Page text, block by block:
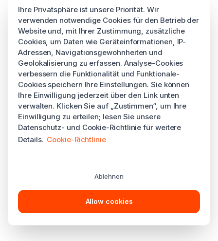
Ihre Privatsphäre ist unsere Priorität. Wir
verwenden notwendige Cookies für den Betrieb der
Website und, mit Ihrer Zustimmung, zusätzliche
Cookies, um Daten wie Geräteinformationen, IP-
Adressen, Navigationsgewohnheiten und
Geolokalisierung zu erfassen. Analyse-Cookies
verbessern die Funktionalität und Funktionale-
Cookies speichern Ihre Einstellungen. Sie können
Ihre Einwilligung jederzeit über den Link unten
verwalten. Klicken Sie auf „Zustimmen“, um Ihre
Einwilligung zu erteilen; lesen Sie unsere
Datenschutz- und Cookie-Richtlinie für weitere
Details. Cookie-Richtlinie
Ablehnen
Allow cookies